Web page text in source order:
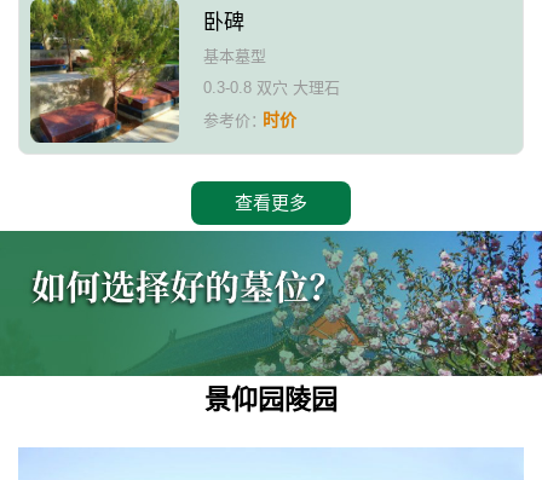
卧碑
基本墓型
0.3-0.8 双穴 大理石
参考价：时价
查看更多
景仰园陵园